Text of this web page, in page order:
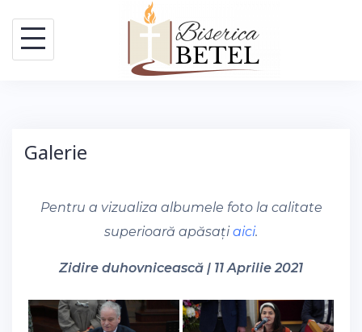
content
Galerie
Pentru a vizualiza albumele foto la calitate
superioară apăsațiaici.
Zidire duhovnicească | 11 Aprilie 2021